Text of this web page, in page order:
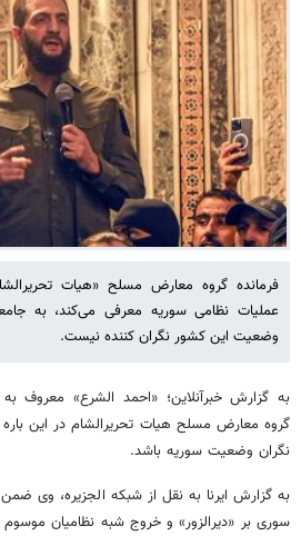
فرمانده گروه معارض مسلح «هیات
عملیات نظامی سوریه معرفی می‌کند، به
وضعیت این کشور نگران کننده نیست.
به گزارش خبرآنلاین؛ «احمد الشرع» معروف به
گروه معارض مسلح هیات تحریرالشام در این
نگران وضعیت سوریه باشد.
به گزارش ایرنا به نقل از شبکه الجزیره، وی
سوری بر «دیرالزور» و خروج شبه نظامیان